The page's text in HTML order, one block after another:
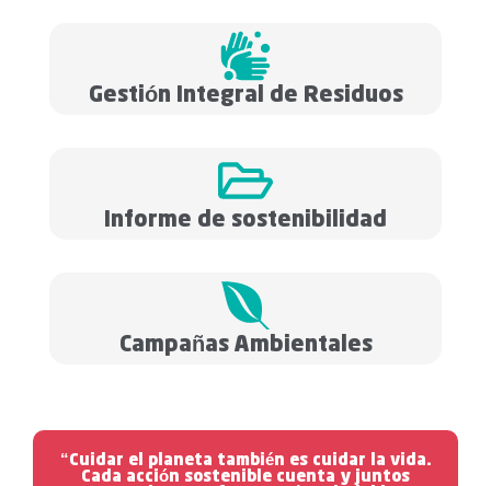
Gestión Integral de Residuos
Informe de sostenibilidad
Campañas Ambientales
“Cuidar el planeta también es cuidar la vida.
Cada acción sostenible cuenta y juntos